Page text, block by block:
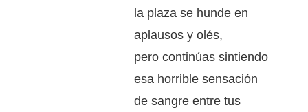
la plaza se hunde en
aplausos y olés,
pero continúas sintiendo
esa horrible sensación
de sangre entre tus